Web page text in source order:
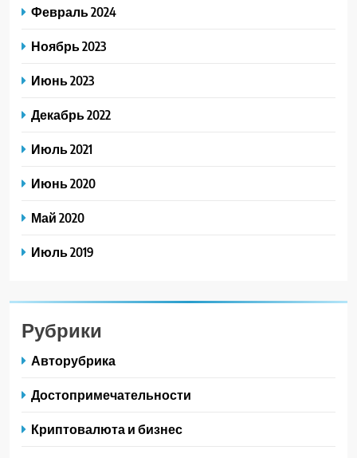
Февраль 2024
Ноябрь 2023
Июнь 2023
Декабрь 2022
Июль 2021
Июнь 2020
Май 2020
Июль 2019
Рубрики
Авторубрика
Достопримечательности
Криптовалюта и бизнес